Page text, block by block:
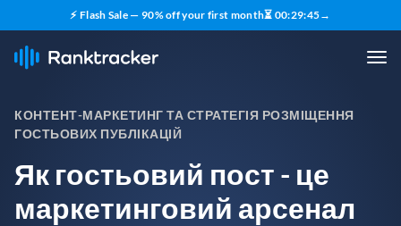
⚡ Flash Sale — 90% off your first month⏳ 00:29:44→
КОНТЕНТ-МАРКЕТИНГ ТА СТРАТЕГІЯ РОЗМІЩЕННЯ
ГОСТЬОВИХ ПУБЛІКАЦІЙ
Як гостьовий пост - це
маркетинговий арсенал